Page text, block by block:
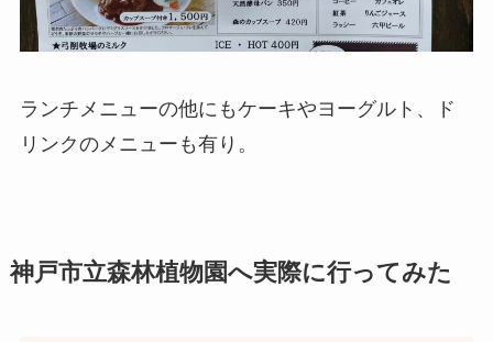
ランチメニューの他にもケーキやヨーグルト、ド
リンクのメニューも有り。
神戸市立森林植物園へ実際に行ってみた